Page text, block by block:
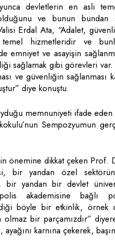
devletlerin en asli
ve bunun
Erdal Ata, “Adalet,
hizmetleridir ve
emniyet ve asayişin
sağlamak gibi görevleri var.
ve güvenliğin
diye konuştu.
memnuniyeti ifade
Sempozyumun
önemine dikkat çeken Prof.
bir yandan özel
bir yandan bir devlet
akademisine bağlı
böyle bir etkinlik, örnek
bir parçamızdır”
karnına çekerek,